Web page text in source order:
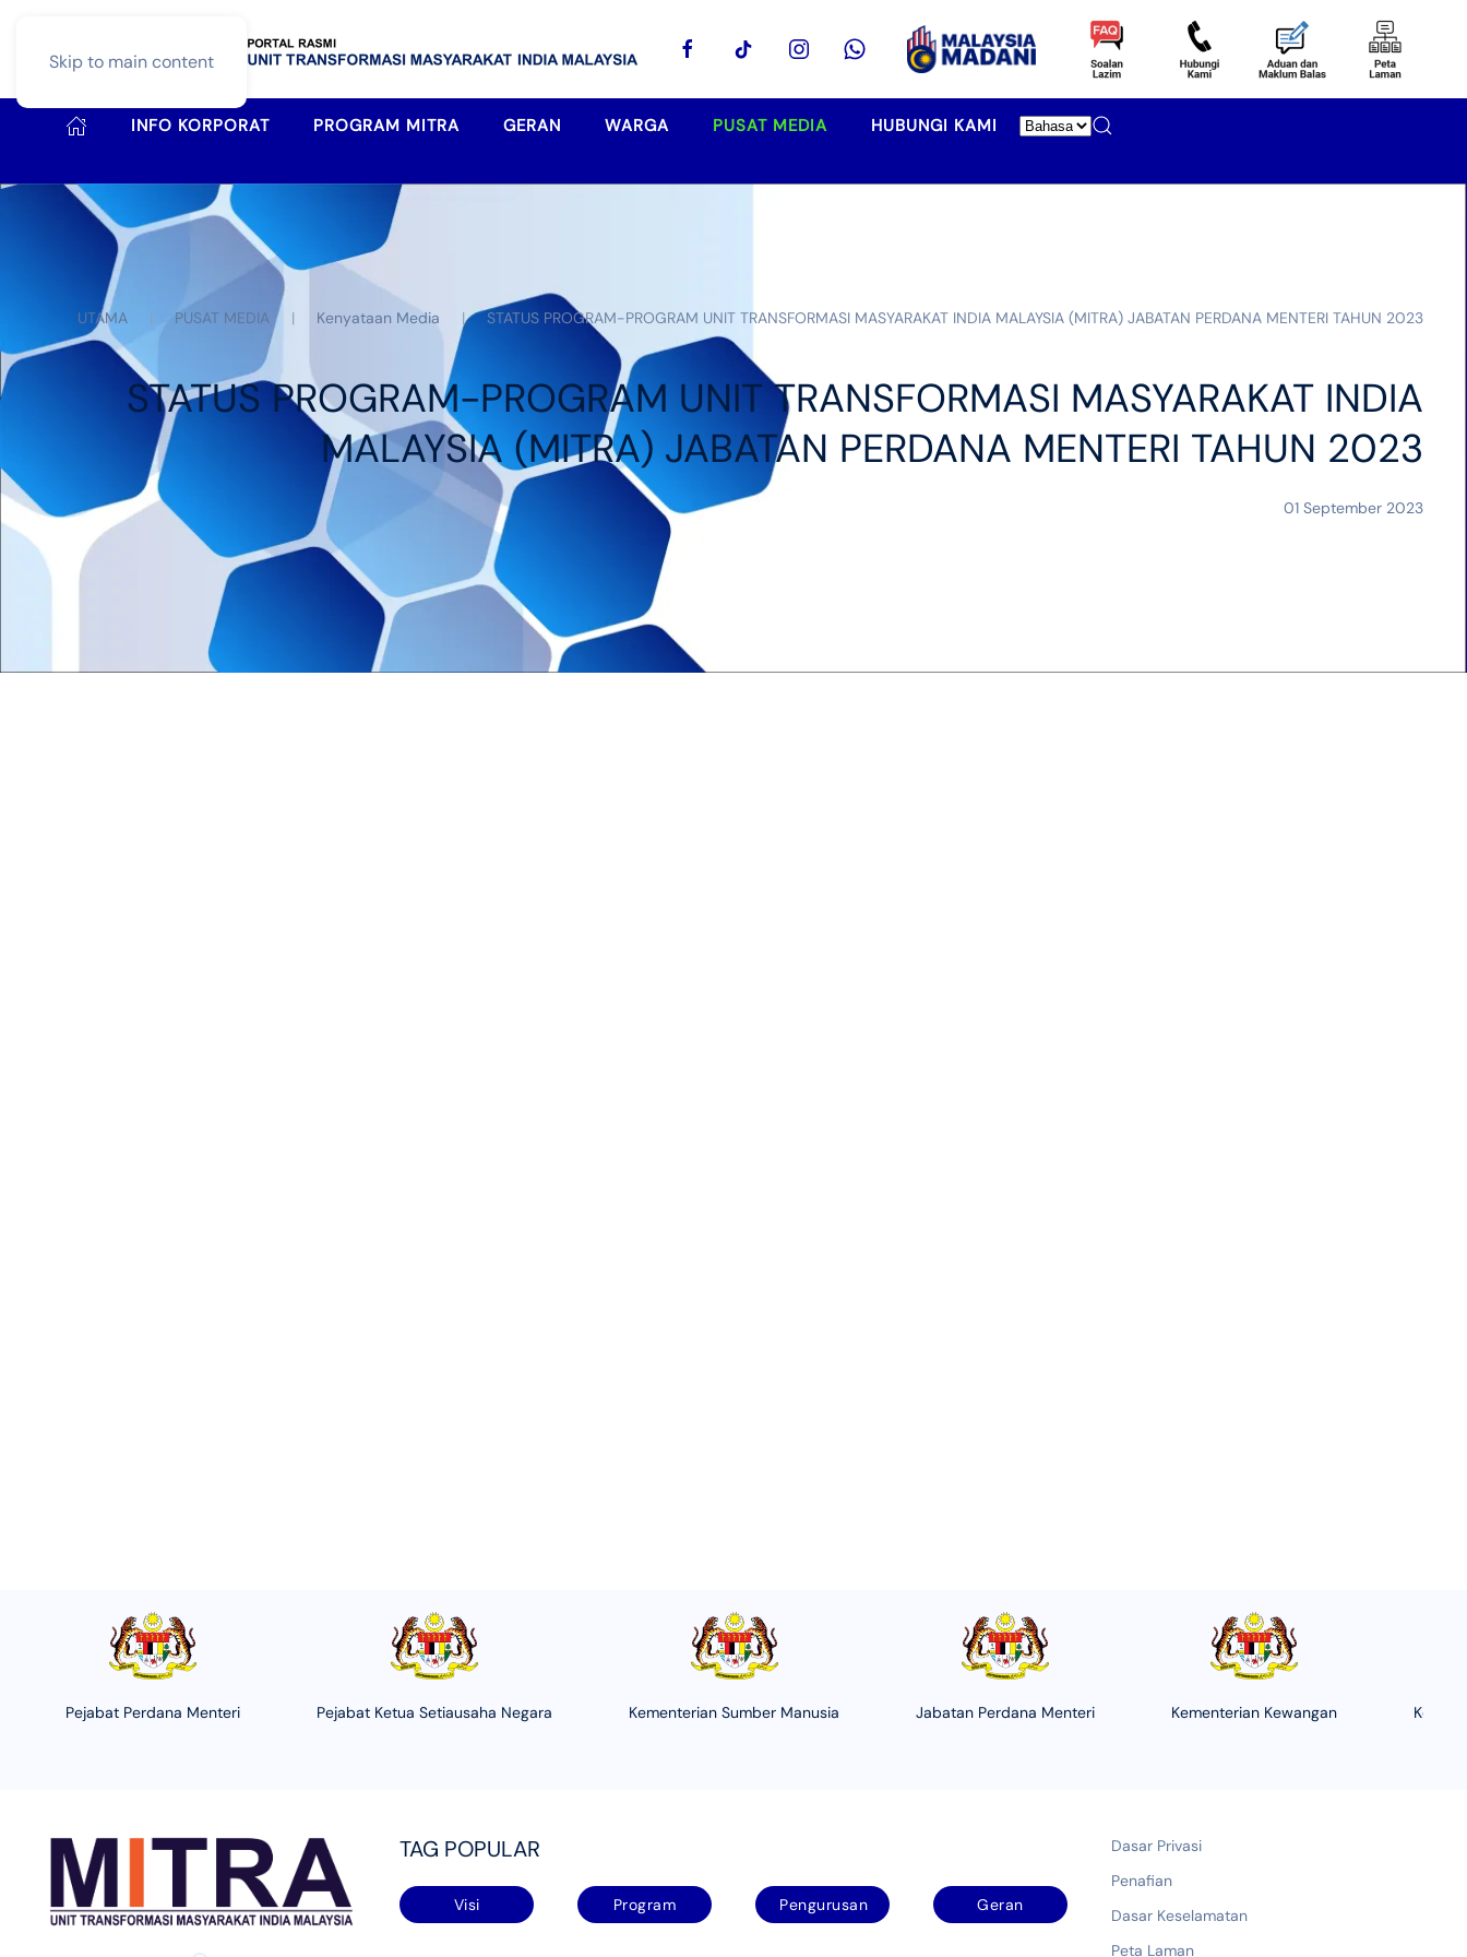
Skip to main content
INFO KORPORAT PROGRAM MITRA GERAN WARGA PUSAT MEDIA HUBUNGI KAMI
UTAMA PUSAT MEDIA Kenyataan Media STATUS PROGRAM-PROGRAM UNIT TRANSFORMASI MASYARAKAT INDIA MALAYSIA (MITRA) JABATAN PERDANA MENTERI TAHUN 2023
STATUS PROGRAM-PROGRAM UNIT TRANSFORMASI MASYARAKAT INDIA
MALAYSIA (MITRA) JABATAN PERDANA MENTERI TAHUN 2023
01 September 2023
Pejabat Perdana Menteri Pejabat Ketua Setiausaha Negara Kementerian Sumber Manusia Jabatan Perdana Menteri Kementerian Kewangan
TAG POPULAR
Visi Program Pengurusan Geran
Dasar Privasi
Penafian
Dasar Keselamatan
Peta Laman